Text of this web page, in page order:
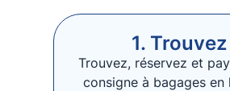
1. Trouvez
Trouvez, réservez et
consigne à bagages en